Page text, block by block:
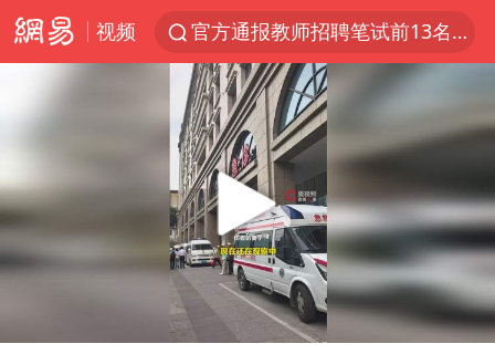
视频
官方通报教师招聘笔试前13名被淘汰
A股三大股指收涨
台风“白海豚”体型变大！环流面积接近13个浙江那么大
宇树科技中一签需缴款7.54万元
泰国校园枪击案死亡人数升至7人
四川宜宾市高县发生4.9级地震
Play
00:26